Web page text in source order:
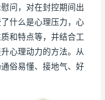
问，对在封控期间出
什么是心理压力，心
和特点等，并结合工
心理动力的方法。从
俗易懂、接地气、好